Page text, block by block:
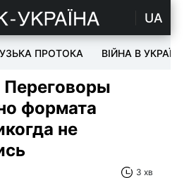
UA
ПРОТОКА ВІЙНА В УКРАЇНІ
Переговоры
формата
не
3 хв